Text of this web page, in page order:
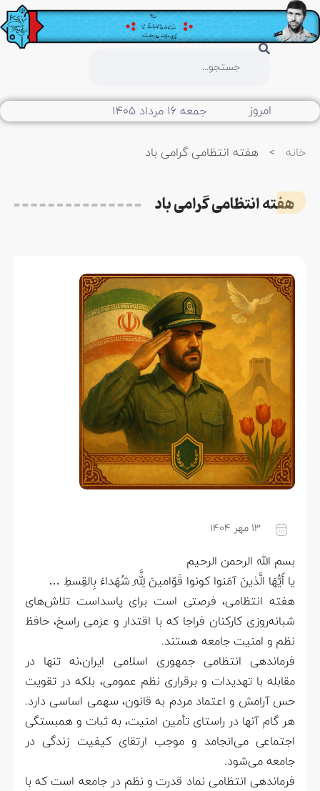
امروز جمعه ۱۶ مرداد ۱۴۰۵
خانه > هفته انتظامی گرامی باد
هفته انتظامی گرامی باد
۱۳ مهر ۱۴۰۴
بسم الله الرحمن الرحیم
يا أَيُّهَا الَّذينَ آمَنوا كونوا قَوّامينَ لِلَّهِ شُهَداءَ بِالقِسطِ …
هفته انتظامی، فرصتی است برای پاسداست تلاش‌های
شبانه‌روزی کارکنان فراجا که با اقتدار و عزمی راسخ، حافظ
نظم و امنیت جامعه هستند.
فرماندهی انتظامی جمهوری اسلامی ایران،نه تنها در
مقابله با تهدیدات و برقراری نظم عمومی، بلکه در تقویت
حس آرامش و اعتماد مردم به قانون، سهمی اساسی دارد.
هر گام آنها در راستای تأمین امنیت، به ثبات و همبستگی
اجتماعی می‌انجامد و موجب ارتقای کیفیت زندگی در
جامعه می‌شود.
فرماندهی انتظامی نماد قدرت و نظم در جامعه است که با